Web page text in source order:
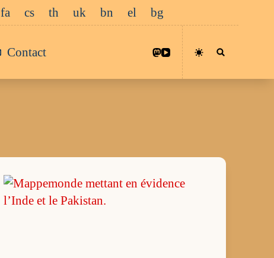
fa cs th uk bn el bg
Contact